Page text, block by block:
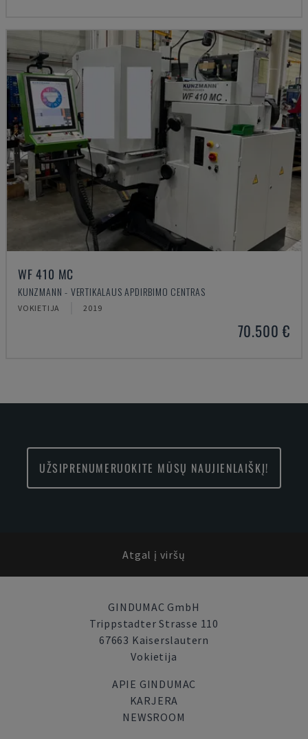
WF 410 MC
KUNZMANN - VERTIKALAUS APDIRBIMO CENTRAS
VOKIETIJA 2019
70.500 €
UŽSIPRENUMERUOKITE MŪSŲ NAUJIENLAIŠKĮ!
Atgal į viršų
GINDUMAC GmbH
Trippstadter Strasse 110
67663 Kaiserslautern
Vokietija
APIE GINDUMAC
KARJERA
NEWSROOM